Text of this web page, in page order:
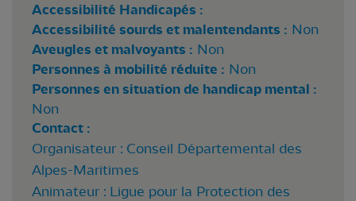
Accessibilité Handicapés :
Accessibilité sourds et malentendants : Non
Aveugles et malvoyants : Non
Personnes à mobilité réduite : Non
Personnes en situation de handicap mental :
Non
Contact :
Organisateur : Conseil Départemental des
Alpes-Maritimes
Animateur : Ligue pour la Protection des